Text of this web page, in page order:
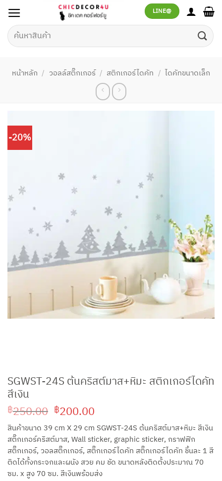
เนื้อหา
LINE@
ค้นหา:
หน้าหลัก / วอลล์สติ๊กเกอร์ / สติกเกอร์ไดคัท / ไดคัทขนาดเล็ก
-20%
SGWST-24S ต้นคริสต์มาส+หิมะ สติกเกอร์ไดคัท
สีเงิน
฿250.00 Original
price
was:
฿250.00.
฿200.00Current
price
is:
฿200.00.
สินค้าขนาด 39 cm X 29 cm SGWST-24S ต้นคริสต์มาส+หิมะ สีเงิน
สติ๊กเกอร์คริสต์มาส, Wall sticker, graphic sticker, กราฟฟิก
สติ๊กเกอร์, วอลสติ๊กเกอร์, สติ๊กเกอร์ไดคัท สติ๊กเกอร์ไดคัท ชิ้นละ 1 สี
ติดได้ทั้งกระจกและผนัง สวย คม ชัด ขนาดหลังติดตั้งประมาณ 70
ซม. x สูง 70 ซม. สีเงินพร้อมส่ง